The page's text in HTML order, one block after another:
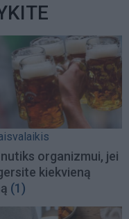
organizmui, jei
kiekvieną
(1)